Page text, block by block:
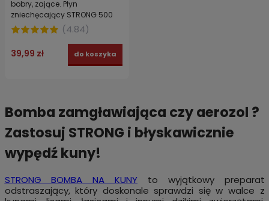
bobry, zające. Płyn
zniechęcający STRONG 500
ml
(4.84)
39,99 zł do koszyka
Bomba zamgławiająca czy aerozol ?
Zastosuj STRONG i błyskawicznie
wypędź kuny!
STRONG BOMBA NA KUNY to wyjątkowy preparat
odstraszający, który doskonale sprawdzi się w walce z